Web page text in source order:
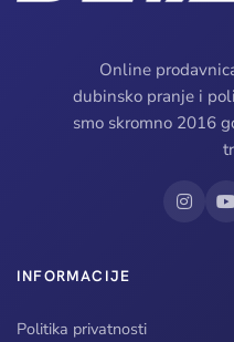
Online
dubinsko pranje i
smo skromno 2016
INFORMACIJE
Politika privatnosti